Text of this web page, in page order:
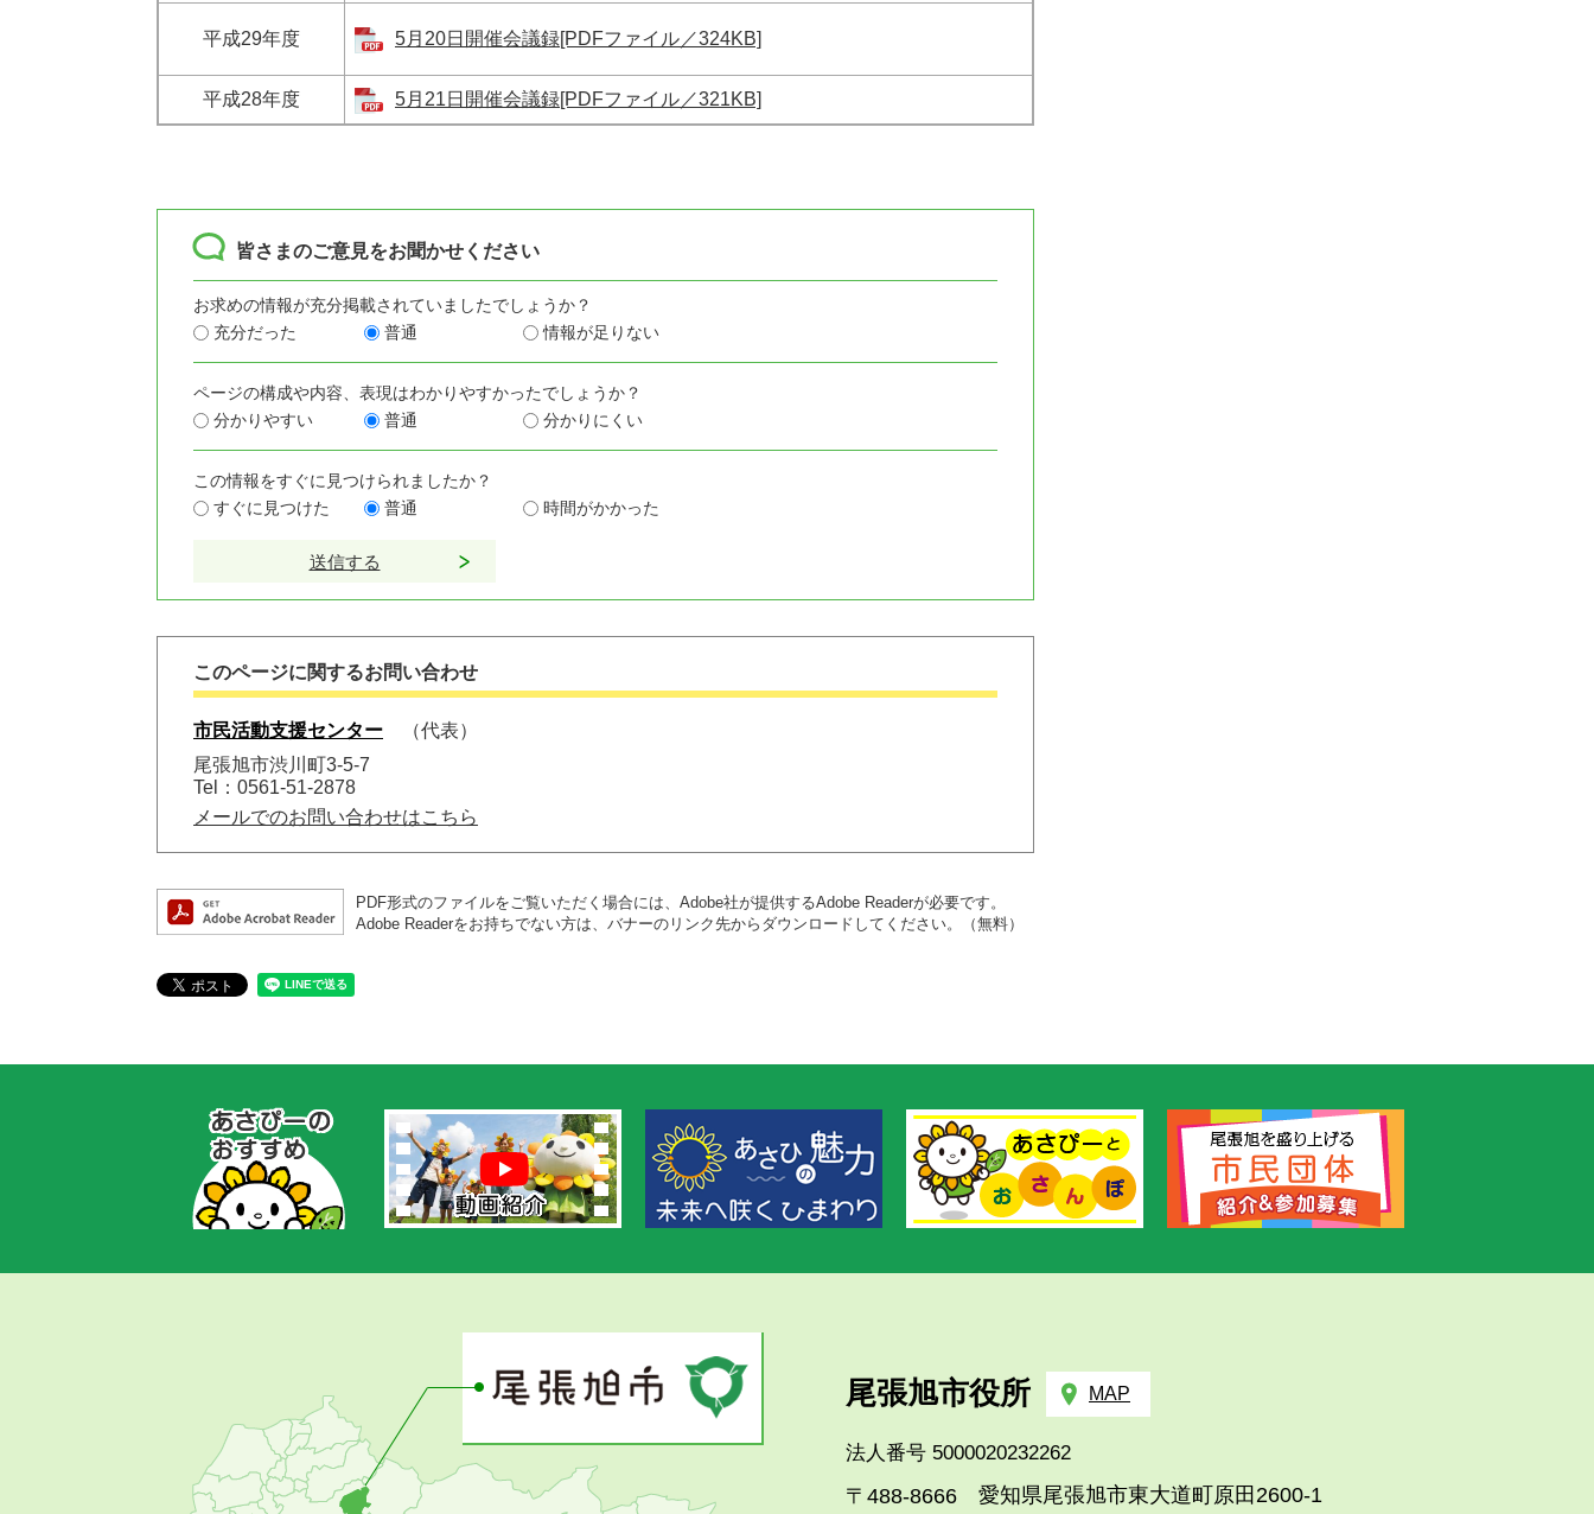
平成29年度 5月20日開催会議録[PDFファイル／324KB]
平成28年度 5月21日開催会議録[PDFファイル／321KB]
皆さまのご意見をお聞かせください
お求めの情報が充分掲載されていましたでしょうか？
充分だった
普通 情報が足りない
ページの構成や内容、表現はわかりやすかったでしょうか？
分かりやすい
普通 分かりにくい
この情報をすぐに見つけられましたか？
すぐに見つけた
普通 時間がかかった
このページに関するお問い合わせ
市民活動支援センター
代表
尾張旭市渋川町3-5-7
Tel：0561-51-2878
メールでのお問い合わせはこちら
PDF形式のファイルをご覧いただく場合には、Adobe社が提供するAdobe Readerが必要です。
Adobe Readerをお持ちでない方は、バナーのリンク先からダウンロードしてください。（無料）
あ
す
め
尾張旭市役所 MAP
法人番号 5000020232262
〒488-8666 愛知県尾張旭市東大道町原田2600-1